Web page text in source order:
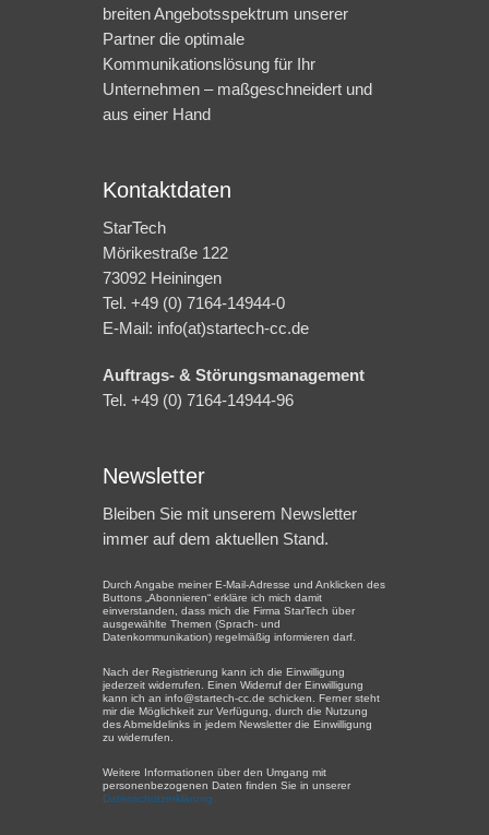
breiten Angebotsspektrum unserer
Partner die optimale
Kommunikationslösung für Ihr
Unternehmen – maßgeschneidert und
aus einer Hand
Kontaktdaten
StarTech
Mörikestraße 122
73092 Heiningen
Tel. +49 (0) 7164-14944-0
E-Mail: info(at)startech-cc.de
Auftrags- & Störungsmanagement
Tel. +49 (0) 7164-14944-96
Newsletter
Bleiben Sie mit unserem Newsletter
immer auf dem aktuellen Stand.
Durch Angabe meiner E-Mail-Adresse und Anklicken des
Buttons „Abonnieren“ erkläre ich mich damit
einverstanden, dass mich die Firma StarTech über
ausgewählte Themen (Sprach- und
Datenkommunikation) regelmäßig informieren darf.
Nach der Registrierung kann ich die Einwilligung
jederzeit widerrufen. Einen Widerruf der Einwilligung
kann ich an info@startech-cc.de schicken. Ferner steht
mir die Möglichkeit zur Verfügung, durch die Nutzung
des Abmeldelinks in jedem Newsletter die Einwilligung
zu widerrufen.
Weitere Informationen über den Umgang mit
personenbezogenen Daten finden Sie in unserer
Datenschutzerklärung.